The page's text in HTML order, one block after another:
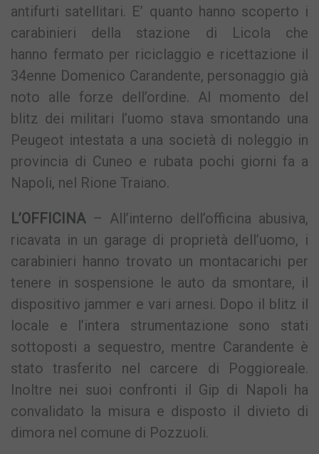
antifurti satellitari. E’ quanto hanno scoperto i
carabinieri della stazione di Licola che
hanno fermato per riciclaggio e ricettazione il
34enne Domenico Carandente, personaggio già
noto alle forze dell’ordine. Al momento del
blitz dei militari l’uomo stava smontando una
Peugeot intestata a una società di noleggio in
provincia di Cuneo e rubata pochi giorni fa a
Napoli, nel Rione Traiano.
L’OFFICINA– All’interno dell’officina abusiva,
ricavata in un garage di proprietà dell’uomo, i
carabinieri hanno trovato un montacarichi per
tenere in sospensione le auto da smontare, il
dispositivo jammer e vari arnesi. Dopo il blitz il
locale e l’intera strumentazione sono stati
sottoposti a sequestro, mentre Carandente è
stato trasferito nel carcere di Poggioreale.
Inoltre nei suoi confronti il Gip di Napoli ha
convalidato la misura e disposto il divieto di
dimora nel comune di Pozzuoli.